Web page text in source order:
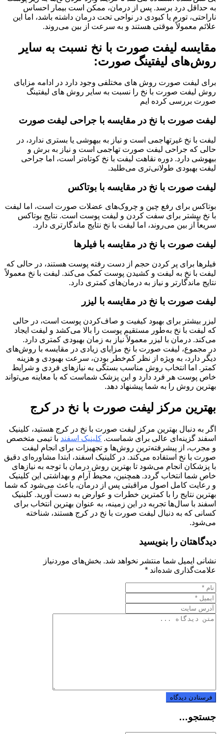
به حداقل درد برسد. پس از درمان، ممکن است بیمار احساس
ناراحتی، تورم یا کبودی در نواحی تحت درمان داشته باشد، اما این
علائم معمولاً موقتی هستند و به سرعت از بین می‌روند.
مقایسه لیفت صورت با نخ نسبت به سایر
روش‌های لیفتینگ صورت:
برای لیفت صورت روش های مختلفی وجود دارد در ادامه مزایای
روش لیفت صورت با نخ را نسبت به سایر روش های لیفتینگ
صورت بررسی کرده ایم
لیفت صورت با نخ در مقایسه با جراحی لیفت صورت
لیفت با نخ غیرتهاجمی است و نیاز به بیهوشی یا بستری ندارد، در
حالی که جراحی لیفت صورت تهاجمی است و نیاز به برش و
بیهوشی دارد. دوره نقاهت لیفت با نخ کوتاه‌تر است، اما جراحی
لیفت بهبودی طولانی‌تری می‌طلبد.
لیفت صورت با نخ در مقایسه با بوتاکس
بوتاکس برای رفع چین و چروک‌های عضلات صورت است، اما لیفت
با نخ بیشتر برای سفت کردن و لیفت پوست است. نتایج بوتاکس
سریعاً از بین می‌روند، اما لیفت با نخ نتایج ماندگارتری دارد.
لیفت صورت با نخ در مقایسه با فیلرها
فیلرها برای پر کردن حجم از دست رفته پوست هستند، در حالی که
لیفت با نخ به لیفت و کشیدن پوست کمک می‌کند. لیفت با نخ معمولاً
نتایج ماندگارتر و نیاز به درمان‌های کمتری دارد.
لیفت صورت با نخ در مقایسه با لیزر
لیزر بیشتر برای بهبود کیفیت و صاف‌کردن پوست است، در حالی
که لیفت با نخ به‌طور مستقیم پوست را بالا می‌کشد و لیفت ایجاد
می‌کند. درمان با لیزر معمولاً نیاز به زمان بهبودی کمتری دارد.
در مجموع، لیفت صورت با نخ مزایای زیادی در مقایسه با روش‌های
دیگر دارد، به ویژه از نظر کم‌خطر بودن، سرعت بهبودی و هزینه
کمتر. اما انتخاب روش مناسب بستگی به نیازهای فردی و شرایط
خاص پوست هر فرد دارد و این پزشک شماست که با معاینه می‌تواند
بهترین روش را به شما پیشنهاد دهد.
بهترین مرکز لیفت صورت با نخ در کرج
اگر به دنبال بهترین مرکز لیفت صورت با نخ در کرج هستید، کلینیک
اسفند گزینه‌ای عالی برای شماست. کلینیک اسفند با تیمی متخصص
و مجرب، از پیشرفته‌ترین روش‌ها و تجهیزات برای انجام لیفت
صورت با نخ استفاده می‌کند. در کلینیک اسفند، ابتدا مشاوره‌ای دقیق
با پزشکان انجام می‌شود تا بهترین روش درمان با توجه به نیازهای
خاص شما انتخاب گردد. همچنین، محیط آرام و بهداشتی این کلینیک
و رعایت کامل اصول مراقبتی پس از درمان، باعث می‌شود که شما
بهترین نتایج را با کمترین خطرات و عوارض به دست آورید. کلینیک
اسفند با سال‌ها تجربه در این زمینه، به عنوان بهترین انتخاب برای
کسانی که به دنبال لیفت صورت با نخ در کرج هستند، شناخته
می‌شود.
دیدگاهتان را بنویسید
نشانی ایمیل شما منتشر نخواهد شد. بخش‌های موردنیاز
علامت‌گذاری شده‌اند *
جستجو…